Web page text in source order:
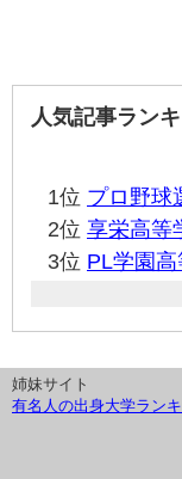
人気記事ラン
1位 プロ野球
2位 享栄高等
3位 PL学園
姉妹サイト
有名人の出身大学ラン